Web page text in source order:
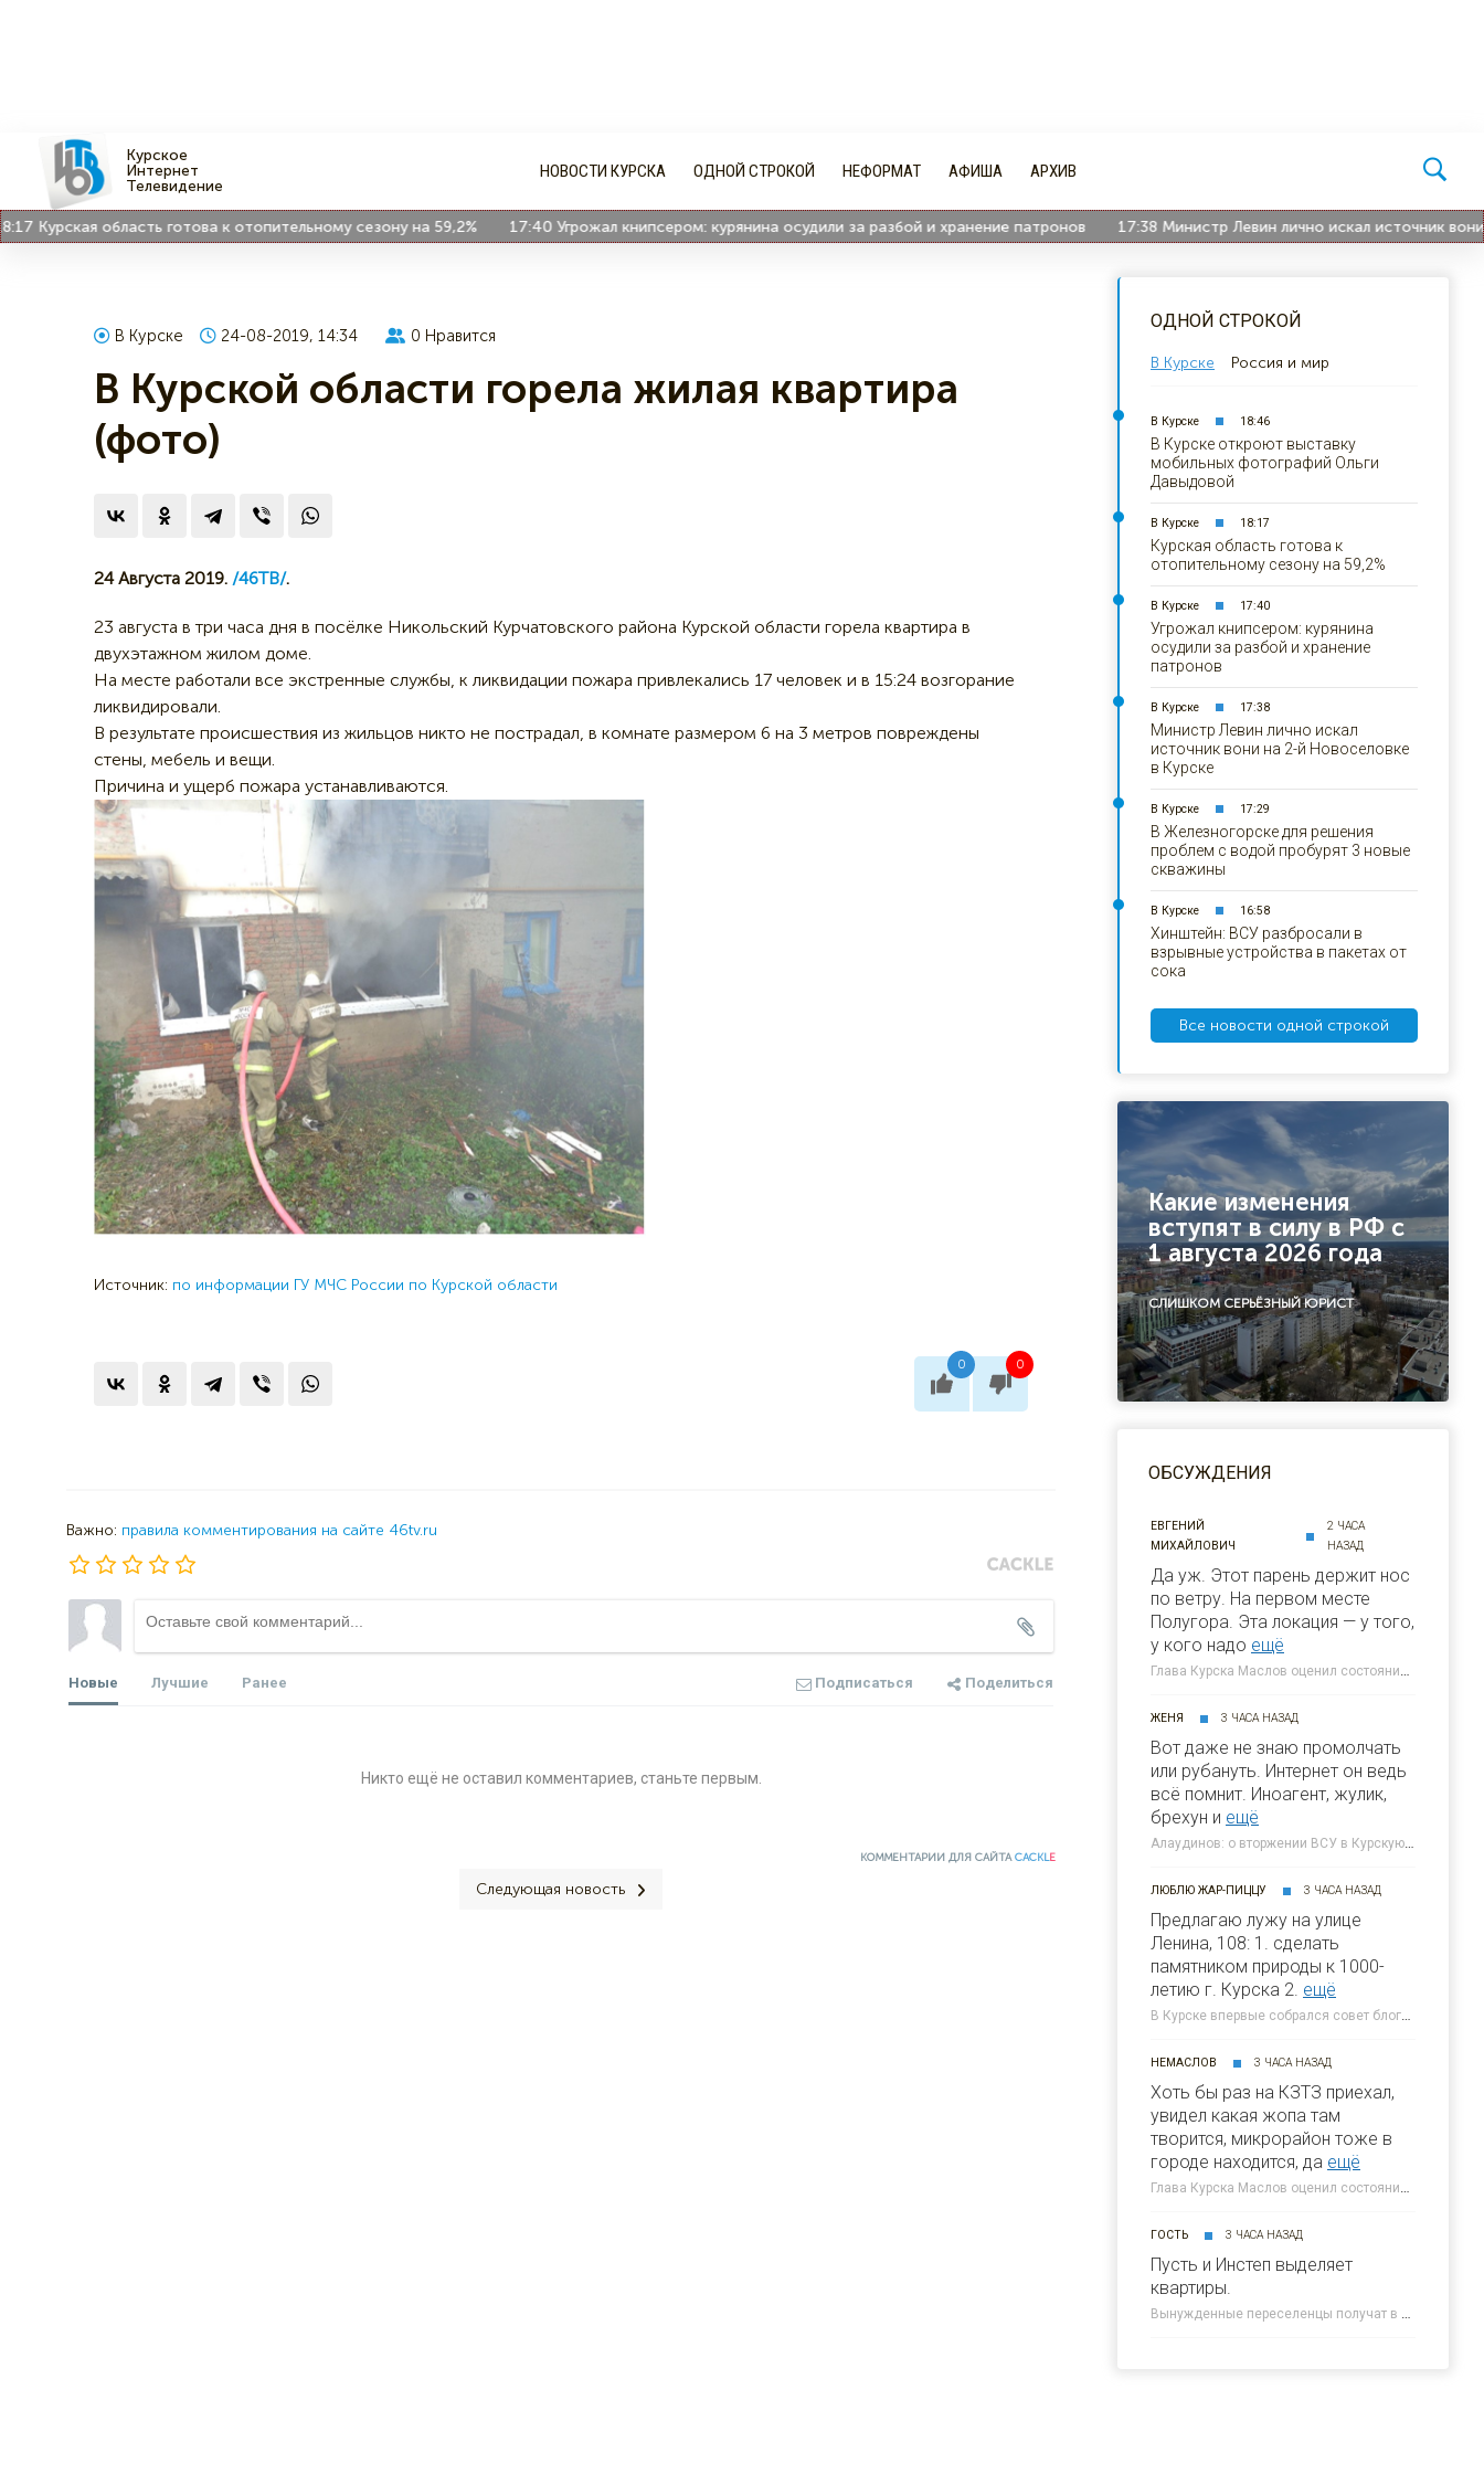
Курское
Интернет
Телевидение
НОВОСТИ КУРСКА ОДНОЙ СТРОКОЙ НЕФОРМАТ АФИША АРХИВ
область готова к отопительному сезону на 59,2% 17:40 Угрожал книпсером: курянина осудили за разбой и хранение патронов 17:38 Министр Левин лично искал источник вони на
В Курске 24-08-2019, 14:34 0 Нравится
В Курской области горела жилая квартира
(фото)
24 Августа 2019. /46ТВ/.
23 августа в три часа дня в посёлке Никольский Курчатовского района Курской области горела квартира в
двухэтажном жилом доме.
На месте работали все экстренные службы, к ликвидации пожара привлекались 17 человек и в 15:24 возгорание
ликвидировали.
В результате происшествия из жильцов никто не пострадал, в комнате размером 6 на 3 метров повреждены
стены, мебель и вещи.
Причина и ущерб пожара устанавливаются.
Источник: по информации ГУ МЧС России по Курской области
0 0
Важно: правила комментирования на сайте 46tv.ru
Новые Лучшие Ранее Подписаться Поделиться
Никто ещё не оставил комментариев, станьте первым.
КОММЕНТАРИИ ДЛЯ САЙТАCACKLE
Следующая новость
ОДНОЙ СТРОКОЙ
В Курске Россия и мир
В Курске 18:46
В Курске откроют выставку
мобильных фотографий Ольги
Давыдовой
В Курске 18:17
Курская область готова к
отопительному сезону на 59,2%
В Курске 17:40
Угрожал книпсером: курянина
осудили за разбой и хранение
патронов
В Курске 17:38
Министр Левин лично искал
источник вони на 2-й Новоселовке
в Курске
В Курске 17:29
В Железногорске для решения
проблем с водой пробурят 3 новые
скважины
В Курске 16:58
Хинштейн: ВСУ разбросали в
взрывные устройства в пакетах от
сока
Все новости одной строкой
Какие изменения
вступят в силу в РФ с
1 августа 2026 года
СЛИШКОМ СЕРЬЁЗНЫЙ ЮРИСТ
ОБСУЖДЕНИЯ
ЕВГЕНИЙ
МИХАЙЛОВИЧ
2 ЧАСА
НАЗАД
Да уж. Этот парень держит нос
по ветру. На первом месте
Полугора. Этa локация — у того,
у кого надо ещё
Глава Курска Маслов оценил состояние требующих благоустройства локаций » 46ТВ Курское Интернет Телевидение
ЖЕНЯ 3 ЧАСА НАЗАД
Вот даже не знаю промолчать
или рубануть. Интернет он ведь
всё помнит. Иноагент, жулик,
брехун и ещё
Алаудинов: о вторжении ВСУ в Курскую область я узнал от гражданских людей » 46ТВ Курское Интернет Телевидение
ЛЮБЛЮ ЖАР-ПИЦЦУ 3 ЧАСА НАЗАД
Предлагаю лужу на улице
Ленина, 108: 1. сделать
памятником природы к 1000-
летию г. Курска 2. ещё
В Курске впервые собрался совет блогеров при главе города » 46ТВ Курское Интернет Телевидение
НЕМАСЛОВ 3 ЧАСА НАЗАД
Хоть бы раз на КЗТЗ приехал,
увидел какая жопа там
творится, микрорайон тоже в
городе находится, да ещё
Глава Курска Маслов оценил состояние требующих благоустройства локаций » 46ТВ Курское Интернет Телевидение
ГОСТЬ 3 ЧАСА НАЗАД
Пусть и Инстеп выделяет
квартиры.
Вынужденные переселенцы получат в Курске около 300 квартир от КПД » 46ТВ Курское Интернет Телевидение